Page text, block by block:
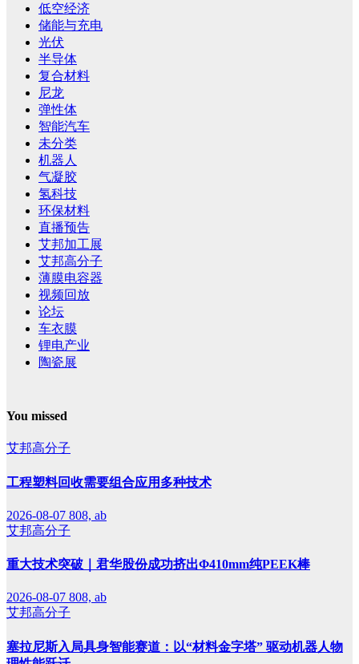
低空经济
储能与充电
光伏
半导体
复合材料
尼龙
弹性体
智能汽车
未分类
机器人
气凝胶
氢科技
环保材料
直播预告
艾邦加工展
艾邦高分子
薄膜电容器
视频回放
论坛
车衣膜
锂电产业
陶瓷展
You missed
艾邦高分子
工程塑料回收需要组合应用多种技术
2026-08-07 808, ab
艾邦高分子
重大技术突破｜君华股份成功挤出Φ410mm纯PEEK棒
2026-08-07 808, ab
艾邦高分子
塞拉尼斯入局具身智能赛道：以“材料金字塔” 驱动机器人物